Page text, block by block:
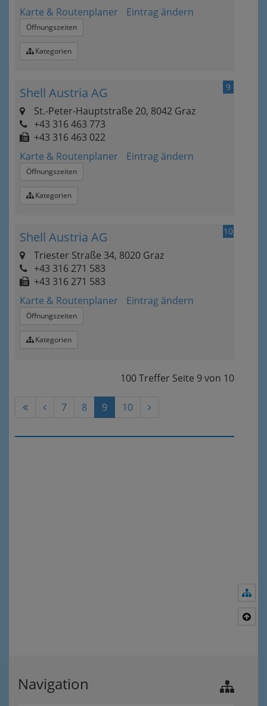
Karte & Routenplaner
Eintrag ändern
Öffnungszeiten
Kategorien
9
Shell Austria AG
St.-Peter-Hauptstraße 20, 8042 Graz
+43 316 463 773
+43 316 463 022
Karte & Routenplaner
Eintrag ändern
Öffnungszeiten
Kategorien
10
Shell Austria AG
Triester Straße 34, 8020 Graz
+43 316 271 583
+43 316 271 583
Karte & Routenplaner
Eintrag ändern
Öffnungszeiten
Kategorien
100 Treffer Seite 9von 10
7 8 9 10
Navigation